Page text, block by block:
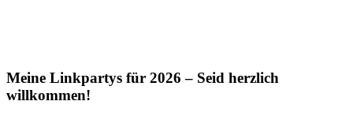
Meine Linkpartys für 2026 – Seid herzlich
willkommen!